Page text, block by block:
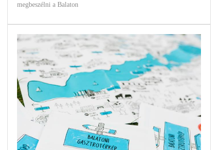
megbeszélni a Balaton